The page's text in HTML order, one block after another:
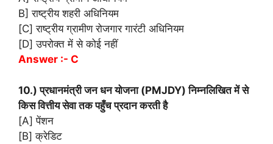
B] राष्ट्रीय शहरी अधिनियम
[C] राष्ट्रीय ग्रामीण रोजगार गारंटी अधिनियम
[D] उपरोक्त में से कोई नहीं
Answer :- C
10.) प्रधानमंत्री जन धन योजना (PMJDY) निम्नलिखित में से
किस वित्तीय सेवा तक पहुँच प्रदान करती है
[A] पेंशन
[B] क्रेडिट